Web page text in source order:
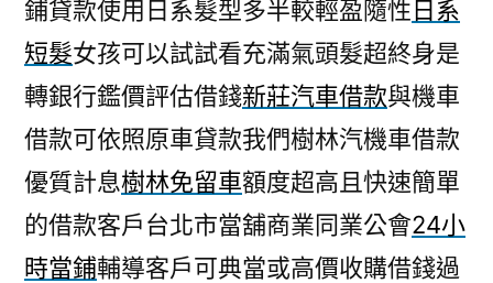
鋪貸款使用日系髮型多半較輕盈隨性日系
短髮女孩可以試試看充滿氣頭髮超終身是
轉銀行鑑價評估借錢新莊汽車借款與機車
借款可依照原車貸款我們樹林汽機車借款
優質計息樹林免留車額度超高且快速簡單
的借款客戶台北市當舖商業同業公會24小
時當鋪輔導客戶可典當或高價收購借錢過